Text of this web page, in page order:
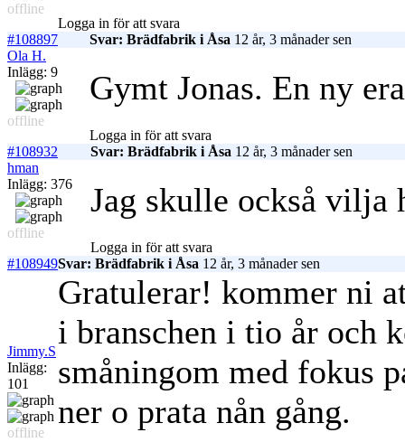
offline
Logga in för att svara
#108897
Svar: Brädfabrik i Åsa 12 år, 3 månader sen
Ola H.
Inlägg: 9
offline
Gymt Jonas. En ny
Logga in för att svara
#108932
Svar: Brädfabrik i Åsa 12 år, 3 månader sen
hman
Inlägg: 376
offline
Jag skulle också vilja
Logga in för att svara
#108949Svar: Brädfabrik i Åsa 12 år, 3 månader sen
Jimmy.S
Inlägg:
101
offline
Gratulerar! kommer ni
i branschen i tio år och
småningom med fokus
ner o prata nån gång.